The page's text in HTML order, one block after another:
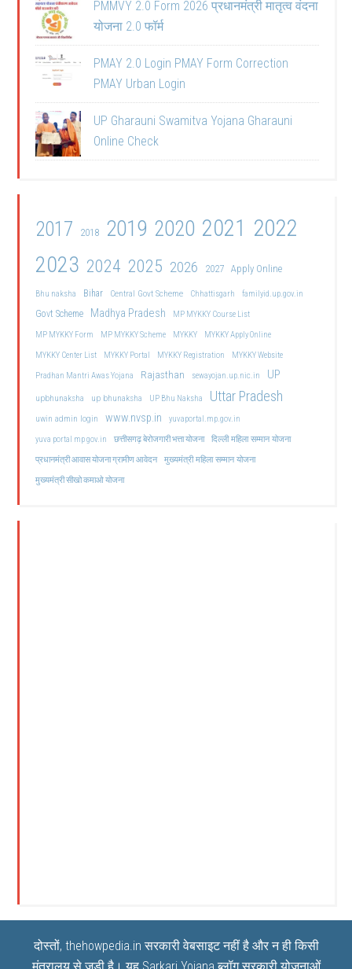
PMMVY 2.0 Form 2026 प्रधानमंत्री मातृत्व वंदना
योजना 2.0 फॉर्म
PMAY 2.0 Login PMAY Form Correction
PMAY Urban Login
UP Gharauni Swamitva Yojana Gharauni
Online Check
2017 2018 2019 2020 2021 2022
2023 2024 2025 2026 2027 Apply Online
Bhu naksha Bihar Central Govt Scheme Chhattisgarh familyid.up.gov.in
Govt Scheme Madhya Pradesh
MP MYKKY Course List
MP MYKKY Form
MP MYKKY Scheme MYKKY
MYKKY Apply Online
MYKKY Center List
MYKKY Portal MYKKY Registration
MYKKY Website
Pradhan Mantri Awas Yojana
Rajasthan sewayojan.up.nic.in UP
upbhunaksha up bhunaksha UP Bhu Naksha Uttar Pradesh
uwin admin login www.nvsp.in
yuvaportal.mp.gov.in
yuva portal mp gov.in
छत्तीसगढ़ बेरोजगारी भत्ता योजना दिल्ली महिला सम्मान योजना
प्रधानमंत्री आवास योजना ग्रामीण आवेदन मुख्यमंत्री महिला सम्मान योजना
मुख्यमंत्री सीखो कमाओ योजना
दोस्तों, thehowpedia.in सरकारी वेबसाइट नहीं है और न ही किसी